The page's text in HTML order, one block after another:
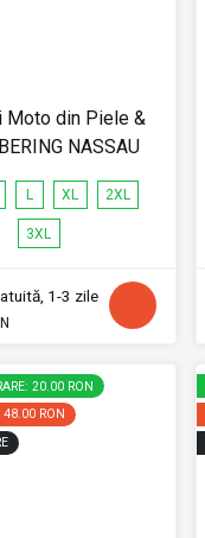
Moto din Piele &
NASSAU
L XL 2XL
3XL
1-3 zile
20.00 RON
48.00 RON